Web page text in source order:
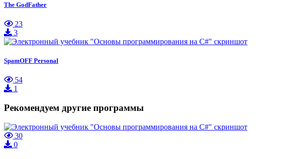
The GodFather
23
3
SpamOFF Personal
54
1
Рекомендуем другие программы
30
0